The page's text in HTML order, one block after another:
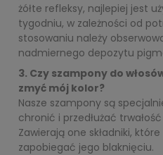
żółte refleksy, najlepiej jest
tygodniu, w zależności od
stosowaniu należy
nadmiernego depozytu
3. Czy szampony do
zmyć mój kolor?
Nasze szampony są
chronić i przedłużać
Zawierają one składniki,
zapobiegać jego blaknięciu.